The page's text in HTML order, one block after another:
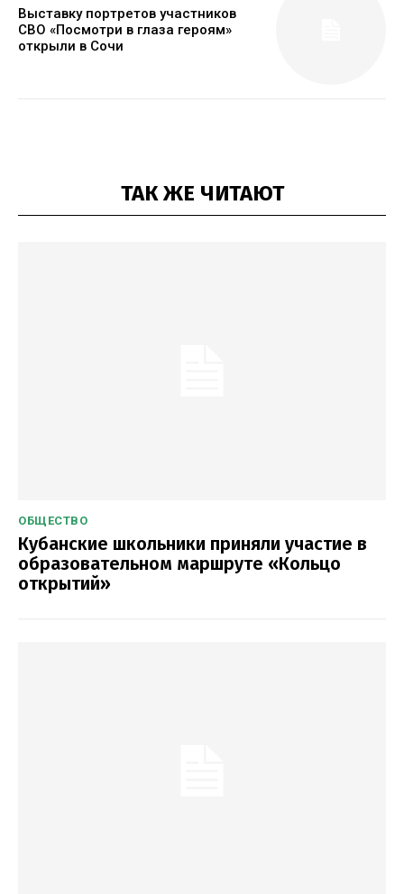
Выставку портретов участников
СВО «Посмотри в глаза героям»
открыли в Сочи
ТАК ЖЕ ЧИТАЮТ
ОБЩЕСТВО
Кубанские школьники приняли участие в
образовательном маршруте «Кольцо
открытий»